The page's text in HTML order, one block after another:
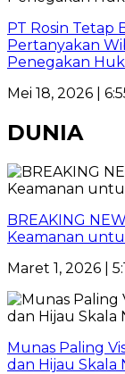
PT Rosin Tetap
Pertanyakan
Penegakan
Mei 18, 2026 |
DUNIA
BREAKING
Keamanan
Maret 1, 2026 |
Munas Paling
dan Hijau Skala